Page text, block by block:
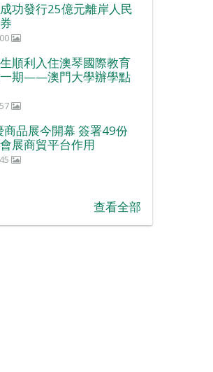
功發行25億元離岸人民
順利入住澳琴國際教育
一期——澳門大學辦學點
品展今開幕 簽署49份
展商貿平台作用
查看全部